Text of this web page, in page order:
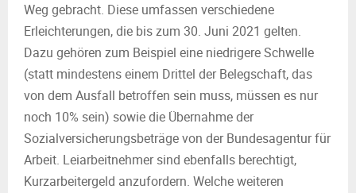
Weg gebracht. Diese umfassen verschiedene
Erleichterungen, die bis zum 30. Juni 2021 gelten.
Dazu gehören zum Beispiel eine niedrigere Schwelle
(statt mindestens einem Drittel der Belegschaft, das
von dem Ausfall betroffen sein muss, müssen es nur
noch 10% sein) sowie die Übernahme der
Sozialversicherungsbeträge von der Bundesagentur für
Arbeit. Leiarbeitnehmer sind ebenfalls berechtigt,
Kurzarbeitergeld anzufordern. Welche weiteren